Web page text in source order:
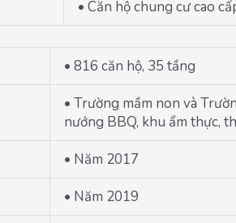
• Căn hộ chung cư cao
• 816 căn hộ, 35 tầng
• Trường mầm non và
nướng BBQ, khu ẩm thực,
• Năm 2017
• Năm 2019